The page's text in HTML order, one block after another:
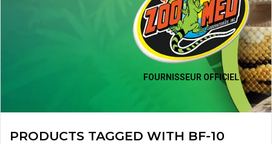
FOURNISSEUR OFFICIEL
PRODUCTS TAGGED WITH BF-10